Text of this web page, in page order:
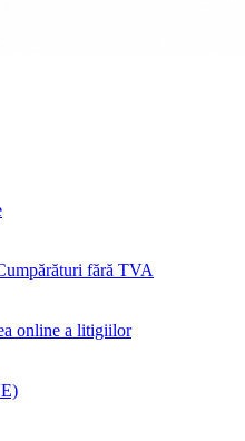
fără TVA
online a litigiilor